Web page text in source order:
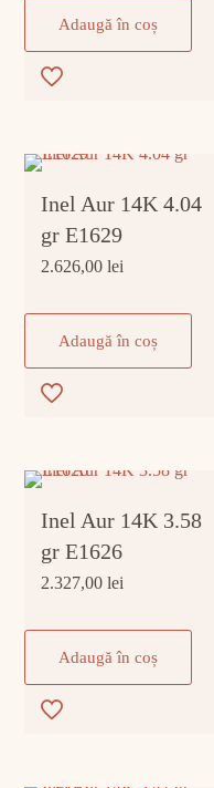
Adaugă în coș
Inel Aur 14K 4.04
gr E1629
2.626,00lei
Adaugă în coș
Inel Aur 14K 3.58
gr E1626
2.327,00lei
Adaugă în coș